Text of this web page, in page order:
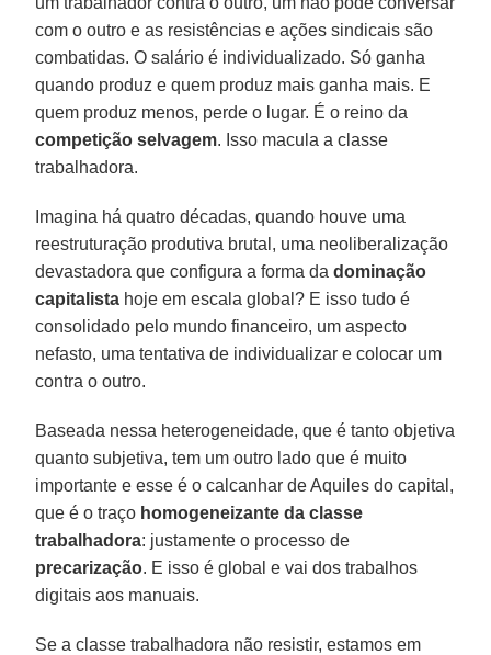
com o outro e as resistências e ações sindicais são
combatidas. O salário é individualizado. Só ganha
quando produz e quem produz mais ganha mais. E
quem produz menos, perde o lugar. É o reino da
competição selvagem. Isso macula a classe
trabalhadora.
Imagina há quatro décadas, quando houve uma
reestruturação produtiva brutal, uma neoliberalização
devastadora que configura a forma da dominação
capitalista hoje em escala global? E isso tudo é
consolidado pelo mundo financeiro, um aspecto
nefasto, uma tentativa de individualizar e colocar um
contra o outro.
Baseada nessa heterogeneidade, que é tanto objetiva
quanto subjetiva, tem um outro lado que é muito
importante e esse é o calcanhar de Aquiles do capital,
que é o traço homogeneizante da classe
trabalhadora: justamente o processo de
precarização. E isso é global e vai dos trabalhos
digitais aos manuais.
Se a classe trabalhadora não resistir, estamos em